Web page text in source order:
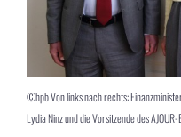
©hpb Von links nach rechts:
Lydia Ninz und die Vorsitzende des